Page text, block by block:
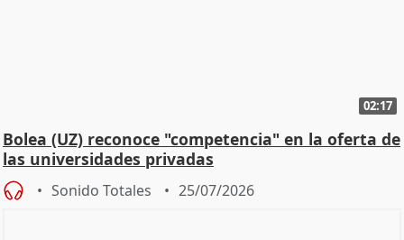
02:17
Bolea (UZ) reconoce "competencia" en la oferta de
las universidades privadas
Sonido Totales 25/07/2026